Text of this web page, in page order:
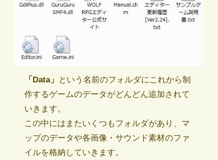
「Data」
という名前のフォルダにこれから制
作するゲームのデータがどんどん追加されて
いきます。
この中にはまたいくつもフォルダがあり、マ
ップのデータや各画像・サウンド素材のファ
イルを格納していきます。